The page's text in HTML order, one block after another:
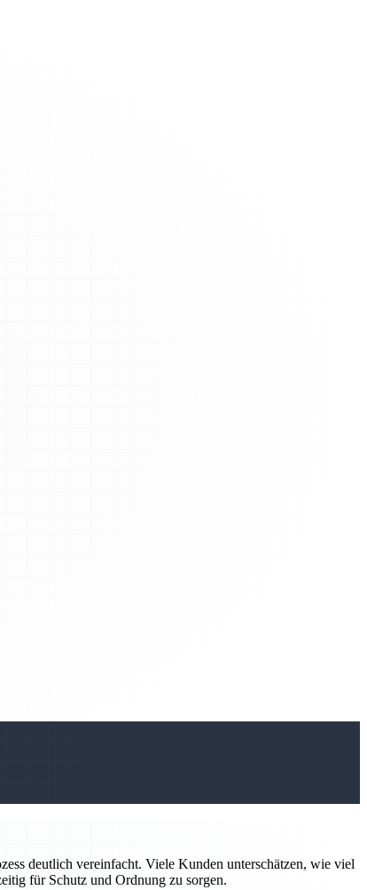
deutlich vereinfacht. Viele Kunden unterschätzen, wie viel
für Schutz und Ordnung zu sorgen.